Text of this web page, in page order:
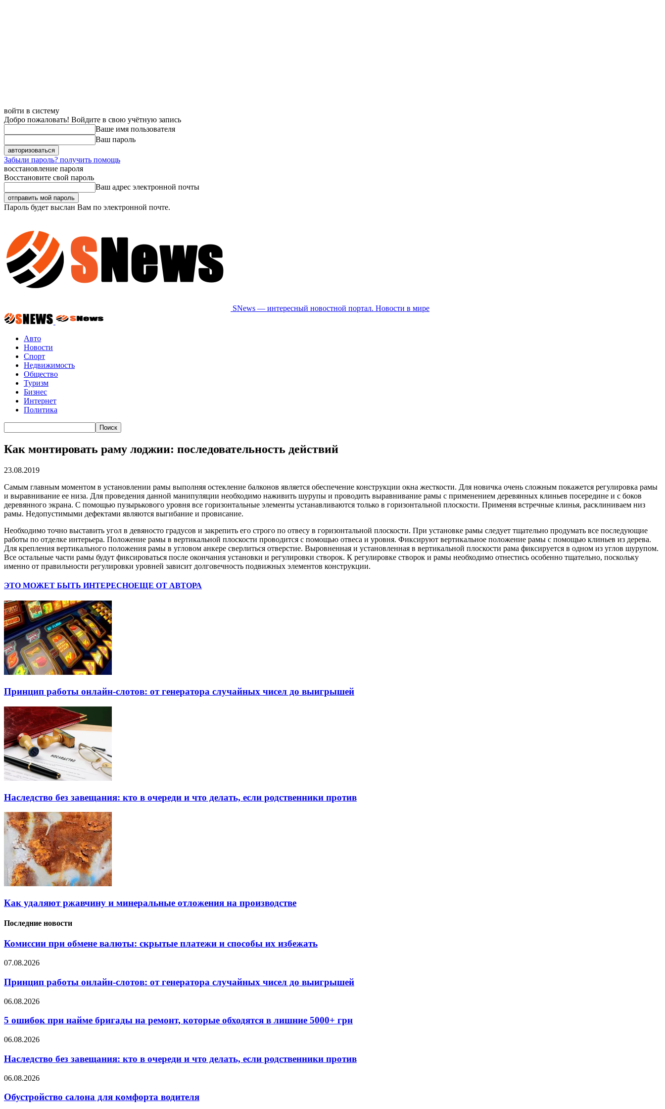
войти в систему
Добро пожаловать! Войдите в свою учётную запись
Ваше имя пользователя
Ваш пароль
Забыли пароль? получить помощь
восстановление пароля
Восстановите свой пароль
Ваш адрес электронной почты
Пароль будет выслан Вам по электронной почте.
SNews — интересный новостной портал. Новости в мире
Авто
Новости
Спорт
Недвижимость
Общество
Туризм
Бизнес
Интернет
Политика
Как монтировать раму лоджии: последовательность действий
23.08.2019
Самым главным моментом в установлении рамы выполняя остекление балконов является обеспечение конструкции окна жесткости. Для новичка очень сложным покажется регулировка рамы
и выравнивание ее низа. Для проведения данной манипуляции необходимо наживить шурупы и проводить выравнивание рамы с применением деревянных клиньев посередине и с боков
деревянного экрана. С помощью пузырькового уровня все горизонтальные элементы устанавливаются только в горизонтальной плоскости. Применяя встречные клинья, расклиниваем низ
рамы. Недопустимыми дефектами являются выгибание и провисание.
Необходимо точно выставить угол в девяносто градусов и закрепить его строго по отвесу в горизонтальной плоскости. При установке рамы следует тщательно продумать все последующие
работы по отделке интерьера. Положение рамы в вертикальной плоскости проводится с помощью отвеса и уровня. Фиксируют вертикальное положение рамы с помощью клиньев из дерева.
Для крепления вертикального положения рамы в угловом анкере сверлиться отверстие. Выровненная и установленная в вертикальной плоскости рама фиксируется в одном из углов шурупом.
Все остальные части рамы будут фиксироваться после окончания установки и регулировки створок. К регулировке створок и рамы необходимо отнестись особенно тщательно, поскольку
именно от правильности регулировки уровней зависит долговечность подвижных элементов конструкции.
ЭТО МОЖЕТ БЫТЬ ИНТЕРЕСНОЕЩЕ ОТ АВТОРА
Принцип работы онлайн-слотов: от генератора случайных чисел до выигрышей
Наследство без завещания: кто в очереди и что делать, если родственники против
Как удаляют ржавчину и минеральные отложения на производстве
Последние новости
Комиссии при обмене валюты: скрытые платежи и способы их избежать
07.08.2026
Принцип работы онлайн-слотов: от генератора случайных чисел до выигрышей
06.08.2026
5 ошибок при найме бригады на ремонт, которые обходятся в лишние 5000+ грн
06.08.2026
Наследство без завещания: кто в очереди и что делать, если родственники против
06.08.2026
Обустройство салона для комфорта водителя